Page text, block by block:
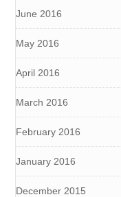
June 2016
May 2016
April 2016
March 2016
February 2016
January 2016
December 2015